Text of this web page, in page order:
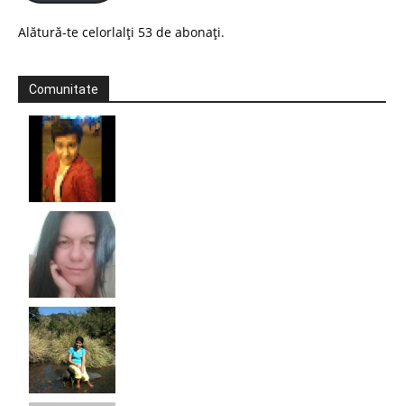
Alătură-te celorlalți 53 de abonați.
Comunitate